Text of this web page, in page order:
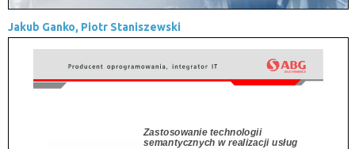
Jakub Ganko, Piotr Staniszewski